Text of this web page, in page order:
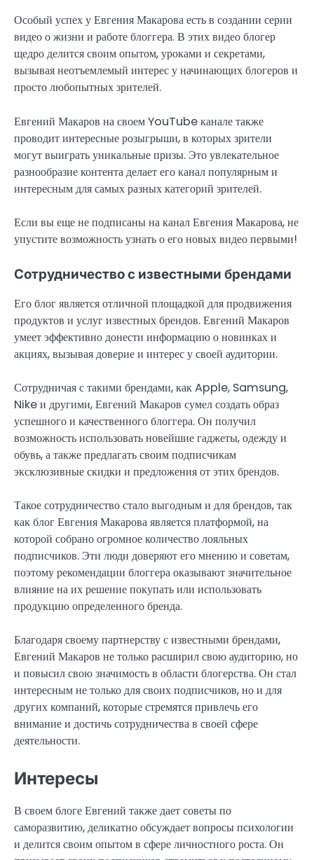
Особый успех у Евгения Макарова есть в создании серии
видео о жизни и работе блоггера. В этих видео блогер
щедро делится своим опытом, уроками и секретами,
вызывая неотъемлемый интерес у начинающих блогеров и
просто любопытных зрителей.
Евгений Макаров на своем YouTube канале также
проводит интересные розыгрыши, в которых зрители
могут выиграть уникальные призы. Это увлекательное
разнообразие контента делает его канал популярным и
интересным для самых разных категорий зрителей.
Если вы еще не подписаны на канал Евгения Макарова, не
упустите возможность узнать о его новых видео первыми!
Сотрудничество с известными брендами
Его блог является отличной площадкой для продвижения
продуктов и услуг известных брендов. Евгений Макаров
умеет эффективно донести информацию о новинках и
акциях, вызывая доверие и интерес у своей аудитории.
Сотрудничая с такими брендами, как Apple, Samsung,
Nike и другими, Евгений Макаров сумел создать образ
успешного и качественного блоггера. Он получил
возможность использовать новейшие гаджеты, одежду и
обувь, а также предлагать своим подписчикам
эксклюзивные скидки и предложения от этих брендов.
Такое сотрудничество стало выгодным и для брендов, так
как блог Евгения Макарова является платформой, на
которой собрано огромное количество лояльных
подписчиков. Эти люди доверяют его мнению и советам,
поэтому рекомендации блоггера оказывают значительное
влияние на их решение покупать или использовать
продукцию определенного бренда.
Благодаря своему партнерству с известными брендами,
Евгений Макаров не только расширил свою аудиторию, но
и повысил свою значимость в области блогерства. Он стал
интересным не только для своих подписчиков, но и для
других компаний, которые стремятся привлечь его
внимание и достичь сотрудничества в своей сфере
деятельности.
Интересы
В своем блоге Евгений также дает советы по
саморазвитию, деликатно обсуждает вопросы психологии
и делится своим опытом в сфере личностного роста. Он